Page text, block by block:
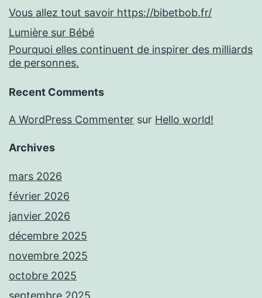
Vous allez tout savoir https://bibetbob.fr/
Lumière sur Bébé
Pourquoi elles continuent de inspirer des milliards
de personnes.
Recent Comments
A WordPress Commenter sur Hello world!
Archives
mars 2026
février 2026
janvier 2026
décembre 2025
novembre 2025
octobre 2025
septembre 2025